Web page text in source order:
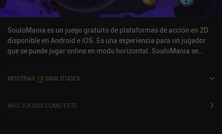
SouloMania es un juego gratuito de plataformas de acción en 2D
disponible en Android e iOS. Es una experiencia para un jugador
que se puede jugar online en modo horizontal. SouloMania se
MOSTRAR 13 SIMILITUDES
MÁS JUEGOS COMO ESTE